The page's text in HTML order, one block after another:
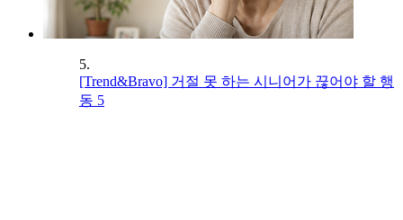
5.
[Trend&Bravo] 거절 못 하는 시니어가 끊어야 할 행
동 5